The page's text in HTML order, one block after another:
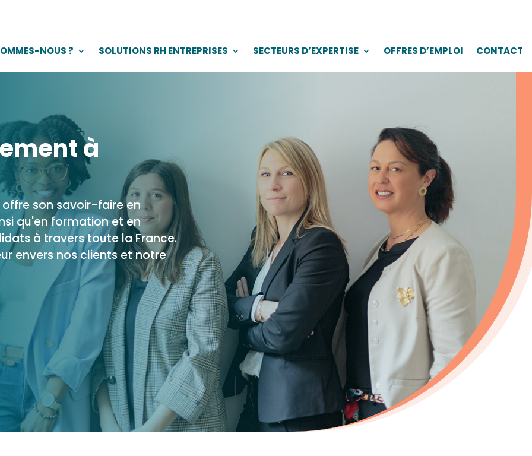
NOUS ? SOLUTIONS RH ENTREPRISES SECTEURS D’EXPERTISE OFFRES D’EMPLOI CONTACT
à
offre son savoir-faire en
qu'en formation et en
à travers toute la France.
envers nos clients et notre